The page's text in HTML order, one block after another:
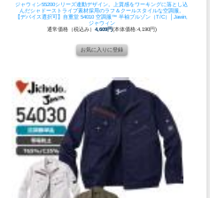
ジャウィン55200シリーズ連動デザイン。上質感をワーキングに落とし込
んだシャドーストライプ素材採用のラフ＆クールスタイルな空調服。
【デバイス選択可】自重堂 54010 空調服™ 半袖ブルゾン（T/C）│Jawin,
ジャウィン
通常価格（税込み） 4,609円(本体価格:4,190円)